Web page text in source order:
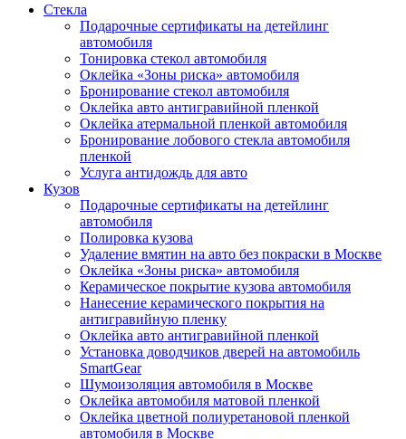
Стекла
Подарочные сертификаты на детейлинг
автомобиля
Тонировка стекол автомобиля
Оклейка «Зоны риска» автомобиля
Бронирование стекол автомобиля
Оклейка авто антигравийной пленкой
Оклейка атермальной пленкой автомобиля
Бронирование лобового стекла автомобиля
пленкой
Услуга антидождь для авто
Кузов
Подарочные сертификаты на детейлинг
автомобиля
Полировка кузова
Удаление вмятин на авто без покраски в Москве
Оклейка «Зоны риска» автомобиля
Керамическое покрытие кузова автомобиля
Нанесение керамического покрытия на
антигравийную пленку
Оклейка авто антигравийной пленкой
Установка доводчиков дверей на автомобиль
SmartGear
Шумоизоляция автомобиля в Москве
Оклейка автомобиля матовой пленкой
Оклейка цветной полиуретановой пленкой
автомобиля в Москве